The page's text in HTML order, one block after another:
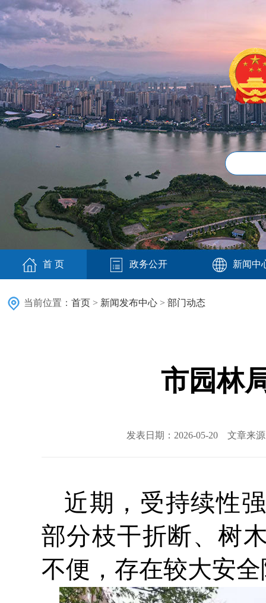
首 页 政务公开 新闻中
当前位置： 首页 > 新闻发布中心 > 部门动态
市园林
发表日期：2026-05-20 文章来
近期，受持续性
部分枝干折断、树
不便，存在较大安